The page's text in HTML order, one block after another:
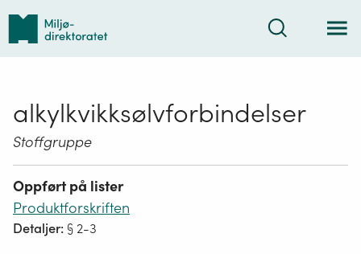
Tilbake
forsiden
Søk
alkylkvikksølvforbindelser
Stoffgruppe
Oppført på lister
Produktforskriften
Detaljer: § 2-3